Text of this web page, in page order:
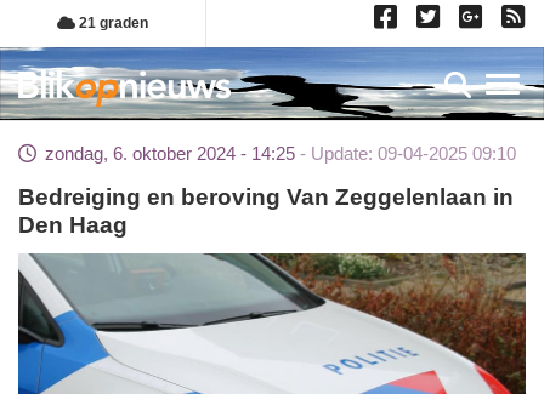
Overslaan
en
naar
de
gaan
21 graden
zondag, 6. oktober 2024 - 14:25 Update: 09-04-2025 09:10
Bedreiging en beroving Van Zeggelenlaan in
Den Haag